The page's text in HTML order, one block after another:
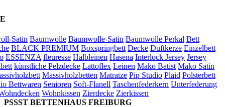
Satin Baumwolle Baumwolle-Satin Baumwolle Perkal Bett
BLACK PREMIUM Boxspringbett Decke Duftkerze Einzelbett
ESSENZA fleuresse Halbleinen Hasena Interlock Jersey Jersey
künstliche Pelzdecke Lattoflex Leinen Mako Batist Mako Satin
Massivholzbetten Matratze Pip Studio Plaid Polsterbett
Bettwaren Senioren Soft-Flanell Taschenfederkern Unterfederung
Wohnkissen Zierdecke Zierkissen
PSSST BETTENHAUS FREIBURG